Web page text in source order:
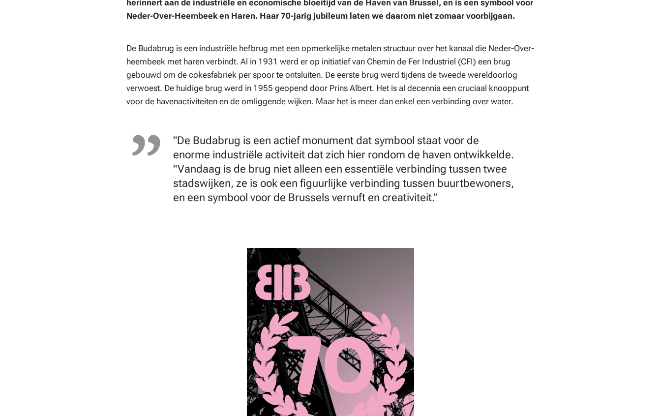
herinnert aan de industriële en economische bloeitijd van de Haven van Brussel, en is een symbool voor
Neder-Over-Heembeek en Haren. Haar 70-jarig jubileum laten we daarom niet zomaar voorbijgaan.
De Budabrug is een industriële hefbrug met een opmerkelijke metalen structuur over het kanaal die Neder-Over-
heembeek met haren verbindt. Al in 1931 werd er op initiatief van Chemin de Fer Industriel (CFI) een brug
gebouwd om de cokesfabriek per spoor te ontsluiten. De eerste brug werd tijdens de tweede wereldoorlog
verwoest. De huidige brug werd in 1955 geopend door Prins Albert. Het is al decennia een cruciaal knooppunt
voor de havenactiviteiten en de omliggende wijken. Maar het is meer dan enkel een verbinding over water.
"De Budabrug is een actief monument dat symbool staat voor de
enorme industriële activiteit dat zich hier rondom de haven ontwikkelde.
"Vandaag is de brug niet alleen een essentiële verbinding tussen twee
stadswijken, ze is ook een figuurlijke verbinding tussen buurtbewoners,
en een symbool voor de Brussels vernuft en creativiteit."